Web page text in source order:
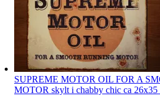
SUPREME MOTOR OIL FOR A
MOTOR skylt i chabby chic ca 26x35